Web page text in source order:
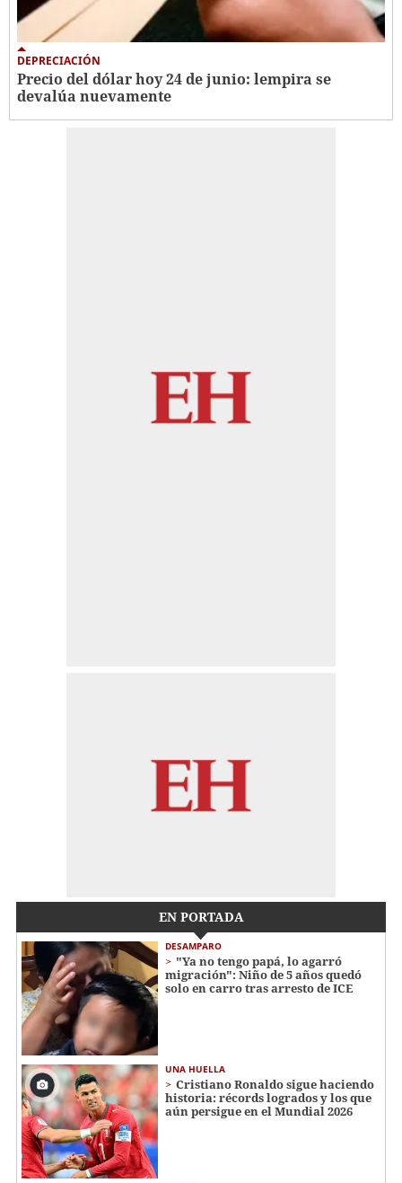
DEPRECIACIÓN
Precio del dólar hoy 24 de junio: lempira se
devalúa nuevamente
EN PORTADA
DESAMPARO
"Ya no tengo papá, lo agarró
migración": Niño de 5 años quedó
solo en carro tras arresto de ICE
UNA HUELLA
Cristiano Ronaldo sigue haciendo
historia: récords logrados y los que
aún persigue en el Mundial 2026